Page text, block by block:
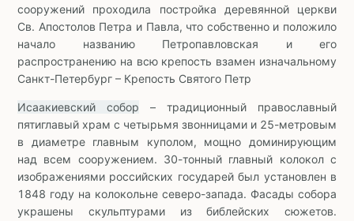
сооружений проходила постройка деревянной церкви
Св. Апостолов Петра и Павла, что собственно и положило
начало названию Петропавловская и его
распространению на всю крепость взамен изначальному
Санкт-Петербург – Крепость Святого Петр
Исаакиевский собор – традиционный православный
пятиглавый храм с четырьмя звонницами и 25-метровым
в диаметре главным куполом, мощно доминирующим
над всем сооружением. 30-тонный главный колокол с
изображениями российских государей был установлен в
1848 году на колокольне северо-запада. Фасады собора
украшены скульптурами из библейских сюжетов.